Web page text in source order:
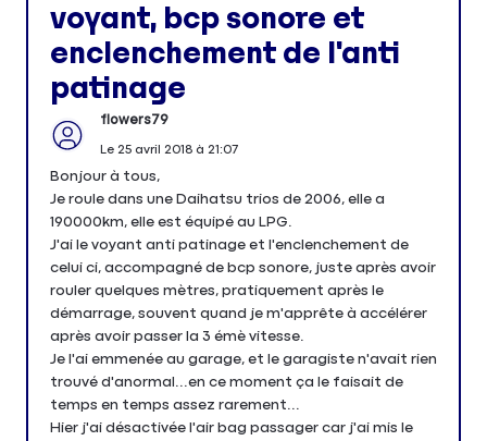
voyant, bcp sonore et
enclenchement de l'anti
patinage
flowers79
Le 25 avril 2018à 21:07
Bonjour à tous,
Je roule dans une Daihatsu trios de 2006, elle a
190000km, elle est équipé au LPG.
J'ai le voyant anti patinage et l'enclenchement de
celui ci, accompagné de bcp sonore, juste après avoir
rouler quelques mètres, pratiquement après le
démarrage, souvent quand je m'apprête à accélérer
après avoir passer la 3 émè vitesse.
Je l'ai emmenée au garage, et le garagiste n'avait rien
trouvé d'anormal...en ce moment ça le faisait de
temps en temps assez rarement...
Hier j'ai désactivée l'air bag passager car j'ai mis le